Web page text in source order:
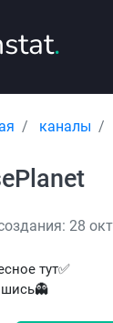
.
каналы
28
тут✅